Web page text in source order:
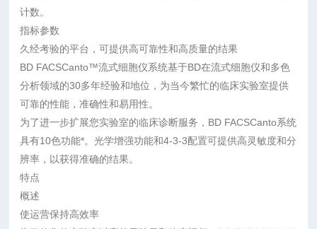
计数。
指标参数
久经考验的平台，可提供高可靠性和高质量的结果
BD FACSCanto™流式细胞仪系统基于BD在流式细胞仪和多色
分析领域的30多年经验和地位，为当今繁忙的临床实验室提供
可靠的性能，准确性和易用性。
为了进一步扩展您实验室的临床诊断服务，BD FACSCanto系统
具有10色功能*。光学增强功能和4-3-3配置可提供高灵敏度和分
辨率，以获得准确的结果。
特点
概述
使运营保持高效率